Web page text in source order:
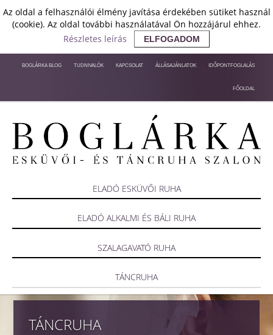
Az oldal a felhasználói élmény javítása érdekében sütiket használ
(cookie). Az oldal további használatával Ön hozzájárul ehhez.
Részletes leírás
ELFOGADOM
IDŐPONTFOGLALÁS
ÁLLÁSAJÁNLATOK
KAPCSOLAT
TUDNIVALÓK
BOGLÁRKA BLOG
FŐOLDAL
ELADÓ ESKÜVŐI RUHA
ELADÓ ALKALMI ÉS BÁLI RUHA
SZALAGAVATÓ RUHA
TÁNCRUHA
TÁNCRUHA